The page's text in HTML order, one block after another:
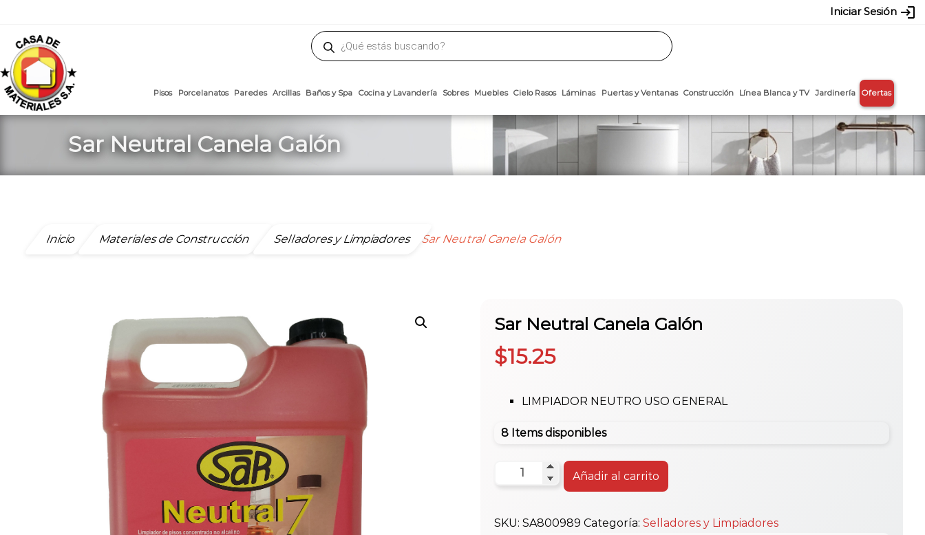
Iniciar Sesión login
de
productos
Línea Blanca y
Sar Neutral Canela Galón
Inicio Materiales de Construcción Selladores y Limpiadores Sar Neutral Canela Galón
Sar Neutral Canela Galón
$15.25
LIMPIADOR NEUTRO USO GENERAL
8 Items disponibles
Neutral
Galón
Añadir al carrito
SKU: SA800989 Categoría: Selladores y Limpiadores